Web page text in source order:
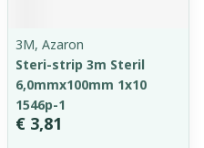
3M, Azaron
Steri-strip 3m Steril
6,0mmx100mm 1x10
1546p-1
€ 3,81